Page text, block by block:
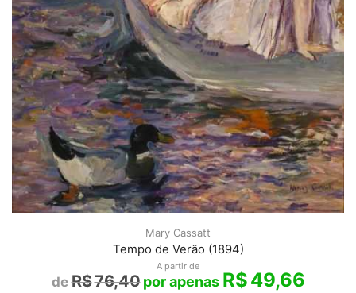
Mary Cassatt
Tempo de Verão (1894)
A partir de
R$76,40 R$49,66